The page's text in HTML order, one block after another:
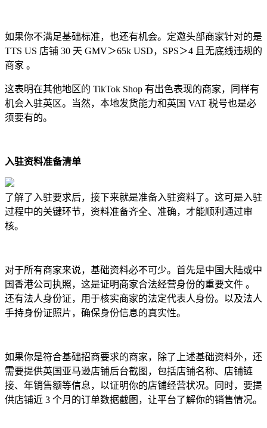
如果你不满足基础标准，也还有机会。定邀头部商家针对的是
TTS US 店铺 30 天 GMV＞65k USD，SPS＞4 且无底线违规的
商家 。
这表明在其他地区的 TikTok Shop 有出色表现的商家，同样有
机会入驻英区。当然，本地发货能力和英国 VAT 税号也是必
须要有的。
入驻资料准备清单
了解了入驻要求后，接下来就是准备入驻资料了。这可是入驻
过程中的关键环节，资料准备齐全、准确，才能顺利通过审
核。
对于所有商家来说，基础资料必不可少。首先是中国大陆或中
国香港公司执照，这是证明商家合法经营身份的重要文件 。
还有法人身份证，用于核实商家的法定代表人身份。以及法人
手持身份证照片，确保身份信息的真实性。
如果你是符合基础招商要求的商家，除了上述基础资料外，还
需要提供英国亚马逊店铺后台截图，包括店铺名称、店铺链
接、年销售额等信息，以证明你的店铺经营状况。同时，要提
供店铺近 3 个月的订单数据截图，让平台了解你的销售情况。